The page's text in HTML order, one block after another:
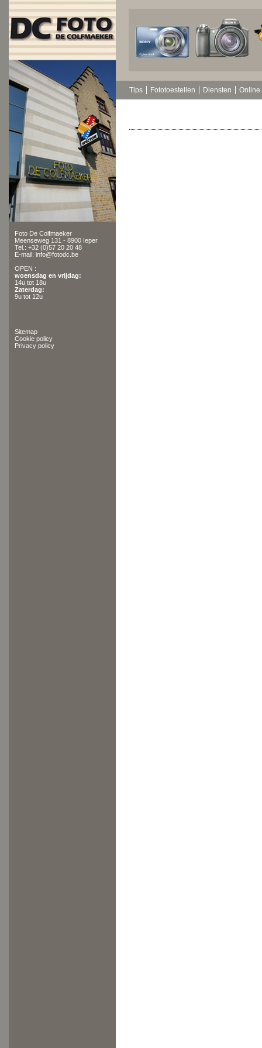
Foto De Colfmaeker
Meenseweg 131 - 8900 Ieper
Tel.: +32 (0)57 20 20 48
E-mail: info@fotodc.be
OPEN :
woensdag en vrijdag:
14u tot 18u
Zaterdag:
9u tot 12u
Sitemap
Cookie policy
Privacy policy
Tips Fototoestellen Diensten Online